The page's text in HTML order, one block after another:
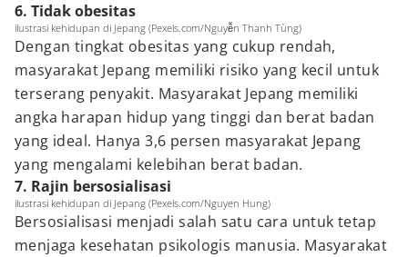
6. Tidak obesitas
ilustrasi kehidupan di Jepang (Pexels.com/Nguyễn Thanh Tùng)
Dengan tingkat obesitas yang cukup rendah,
masyarakat Jepang memiliki risiko yang kecil untuk
terserang penyakit. Masyarakat Jepang memiliki
angka harapan hidup yang tinggi dan berat badan
yang ideal. Hanya 3,6 persen masyarakat Jepang
yang mengalami kelebihan berat badan.
7. Rajin bersosialisasi
ilustrasi kehidupan di Jepang (Pexels.com/Nguyen Hung)
Bersosialisasi menjadi salah satu cara untuk tetap
menjaga kesehatan psikologis manusia. Masyarakat